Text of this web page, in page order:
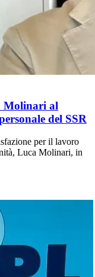
Molinari al
del SSR
per il lavoro
Luca Molinari, in